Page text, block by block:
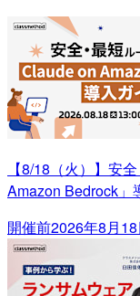
【8/18（火）】安
Amazon Bedrock」
開催前2026年8月